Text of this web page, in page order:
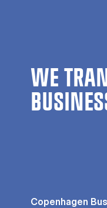
WE
Copenhagen